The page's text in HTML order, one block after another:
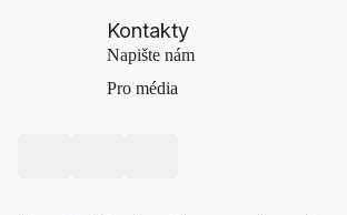
Kontakty
Napište nám
Pro média